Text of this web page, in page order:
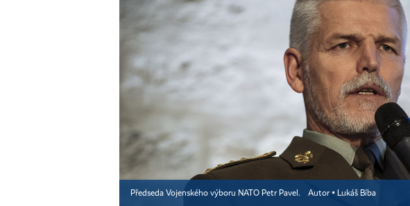
Předseda Vojenského výboru NATO Petr Pavel. Autor ▪ Lukáš Bíba